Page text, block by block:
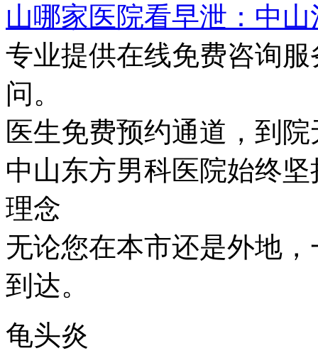
山哪家医院看早泄：中
专业提供在线免费咨询
问。
医生免费预约通道，到
中山东方男科医院始终
理念
无论您在本市还是外地
到达。
龟头炎